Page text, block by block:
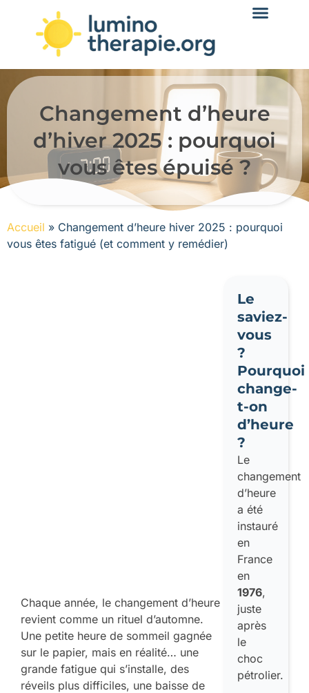
Changement d’heure
d’hiver 2025 : pourquoi
vous êtes épuisé ?
Accueil » Changement d’heure hiver 2025 : pourquoi
vous êtes fatigué (et comment y remédier)
Chaque année, le changement d’heure
revient comme un rituel d’automne.
Une petite heure de sommeil gagnée
sur le papier, mais en réalité… une
grande fatigue qui s’installe, des
réveils plus difficiles, une baisse de
Le
saviez-
vous
?
Pourquoi
change-
t-on
d’heure
?
Le
changement
d’heure
a été
instauré
en
France
en
1976,
juste
après
le
choc
pétrolier.